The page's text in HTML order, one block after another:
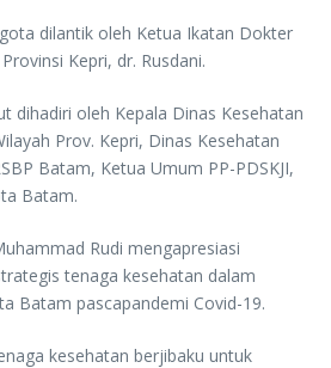
dilantik oleh Ketua Ikatan Dokter
Kepri, dr. Rusdani.
dihadiri oleh Kepala Dinas Kesehatan
Prov. Kepri, Dinas Kesehatan
Batam, Ketua Umum PP-PDSKJI,
Batam.
Rudi mengapresiasi
tenaga kesehatan dalam
Batam pascapandemi Covid-19.
kesehatan berjibaku untuk